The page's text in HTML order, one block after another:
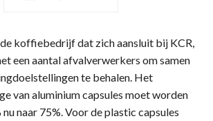
koffiebedrijf dat zich aansluit bij KCR,
een aantal afvalverwerkers om samen
te behalen. Het
van aluminium capsules moet worden
naar 75%. Voor de plastic capsules